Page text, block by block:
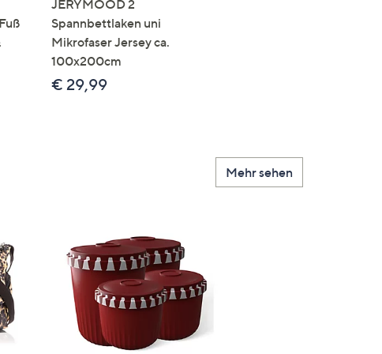
JERYMOOD 2
Spannbettlaken uni
Mikrofaser Jersey ca.
100x200cm
€ 29,99
Mehr sehen